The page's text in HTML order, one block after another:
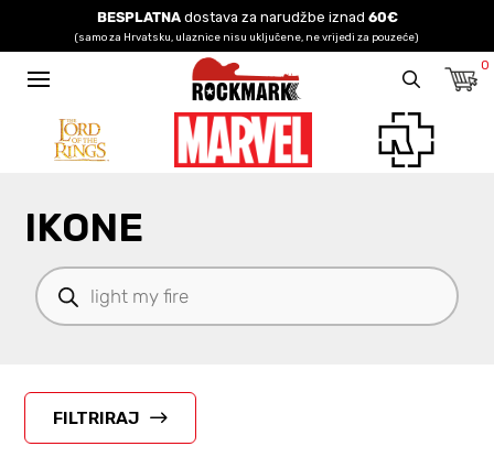
BESPLATNAdostava za narudžbe iznad 60€
(samo za Hrvatsku, ulaznice nisu uključene, ne vrijedi za pouzeće)
0
IKONE
Products
search
FILTRIRAJ